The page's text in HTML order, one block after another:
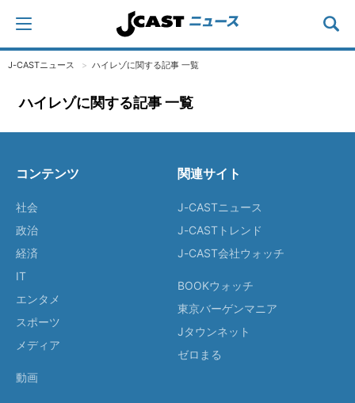
J-CASTニュース ハイレゾに関する記事 一覧
ハイレゾに関する記事 一覧
コンテンツ
社会
政治
経済
IT
エンタメ
スポーツ
メディア
動画
関連サイト
J-CASTニュース
J-CASTトレンド
J-CAST会社ウォッチ
BOOKウォッチ
東京バーゲンマニア
Jタウンネット
ゼロまる